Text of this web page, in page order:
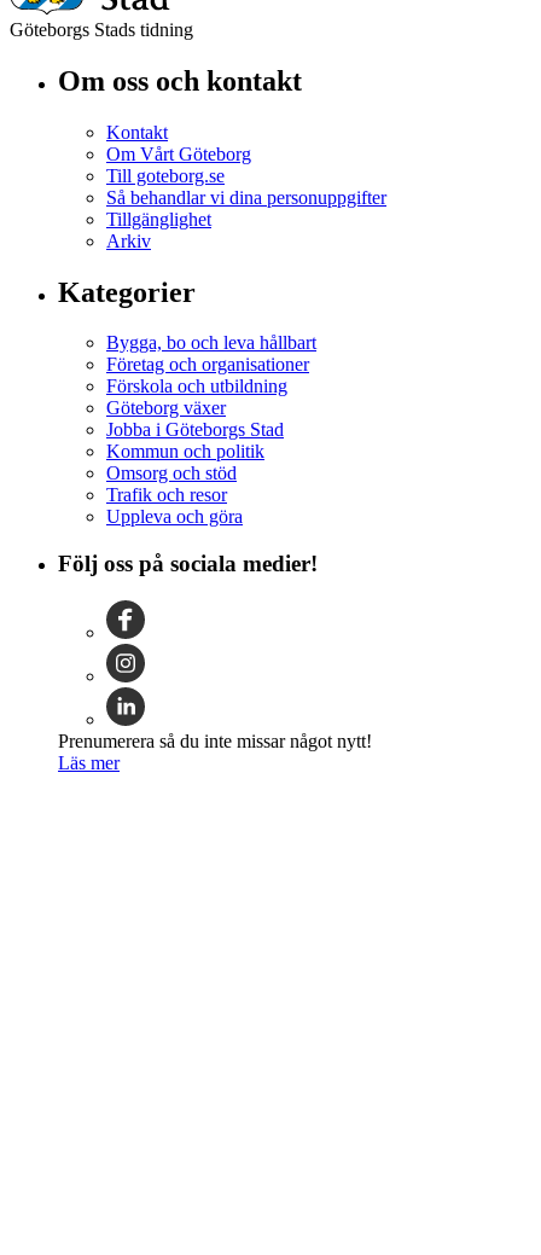
Göteborgs Stads tidning
Om oss och kontakt
Kontakt
Om Vårt Göteborg
Till goteborg.se
Så behandlar vi dina personuppgifter
Tillgänglighet
Arkiv
Kategorier
Bygga, bo och leva hållbart
Företag och organisationer
Förskola och utbildning
Göteborg växer
Jobba i Göteborgs Stad
Kommun och politik
Omsorg och stöd
Trafik och resor
Uppleva och göra
Följ oss på sociala medier!
Prenumerera så du inte missar något nytt!
Läs mer